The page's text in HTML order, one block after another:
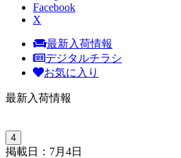
Facebook
X
最新入荷情報
デジタルチラシ
お気に入り
最新入荷情報
4
掲載日：7月4日